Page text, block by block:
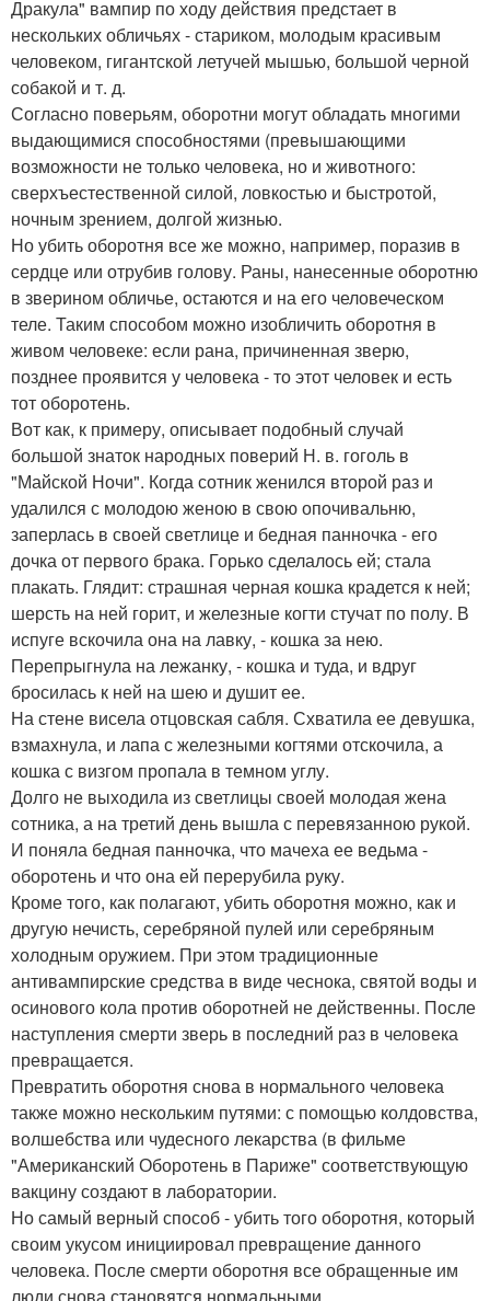
Дракула" вампир по ходу действия предстает в
нескольких обличьях - стариком, молодым красивым
человеком, гигантской летучей мышью, большой черной
собакой и т. д.
Согласно поверьям, оборотни могут обладать многими
выдающимися способностями (превышающими
возможности не только человека, но и животного:
сверхъестественной силой, ловкостью и быстротой,
ночным зрением, долгой жизнью.
Но убить оборотня все же можно, например, поразив в
сердце или отрубив голову. Раны, нанесенные оборотню
в зверином обличье, остаются и на его человеческом
теле. Таким способом можно изобличить оборотня в
живом человеке: если рана, причиненная зверю,
позднее проявится у человека - то этот человек и есть
тот оборотень.
Вот как, к примеру, описывает подобный случай
большой знаток народных поверий Н. в. гоголь в
"Майской Ночи". Когда сотник женился второй раз и
удалился с молодою женою в свою опочивальню,
заперлась в своей светлице и бедная панночка - его
дочка от первого брака. Горько сделалось ей; стала
плакать. Глядит: страшная черная кошка крадется к ней;
шерсть на ней горит, и железные когти стучат по полу. В
испуге вскочила она на лавку, - кошка за нею.
Перепрыгнула на лежанку, - кошка и туда, и вдруг
бросилась к ней на шею и душит ее.
На стене висела отцовская сабля. Схватила ее девушка,
взмахнула, и лапа с железными когтями отскочила, а
кошка с визгом пропала в темном углу.
Долго не выходила из светлицы своей молодая жена
сотника, а на третий день вышла с перевязанною рукой.
И поняла бедная панночка, что мачеха ее ведьма -
оборотень и что она ей перерубила руку.
Кроме того, как полагают, убить оборотня можно, как и
другую нечисть, серебряной пулей или серебряным
холодным оружием. При этом традиционные
антивампирские средства в виде чеснока, святой воды и
осинового кола против оборотней не действенны. После
наступления смерти зверь в последний раз в человека
превращается.
Превратить оборотня снова в нормального человека
также можно нескольким путями: с помощью колдовства,
волшебства или чудесного лекарства (в фильме
"Американский Оборотень в Париже" соответствующую
вакцину создают в лаборатории.
Но самый верный способ - убить того оборотня, который
своим укусом инициировал превращение данного
человека. После смерти оборотня все обращенные им